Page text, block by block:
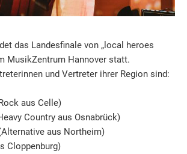
das Landesfinale von „local heroes
MusikZentrum Hannover statt.
und Vertreter ihrer Region sind:
aus Celle)
Country aus Osnabrück)
aus Northeim)
Cloppenburg)